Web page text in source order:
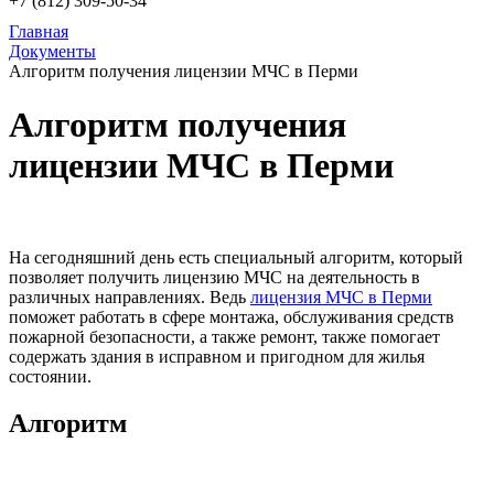
Главная
Документы
Алгоритм получения лицензии МЧС в Перми
Алгоритм получения
лицензии МЧС в Перми
На сегодняшний день есть специальный алгоритм, который
позволяет получить лицензию МЧС на деятельность в
различных направлениях. Ведь лицензия МЧС в Перми
поможет работать в сфере монтажа, обслуживания средств
пожарной безопасности, а также ремонт, также помогает
содержать здания в исправном и пригодном для жилья
состоянии.
Алгоритм